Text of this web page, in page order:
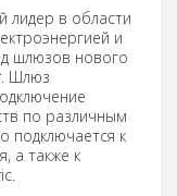
лидер в области
и
шлюзов нового
Шлюз
по различным
подключается к
а также к